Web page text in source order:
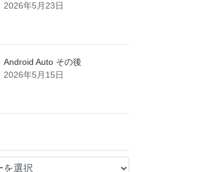
2026年5月23日
Android Auto その後
2026年5月15日